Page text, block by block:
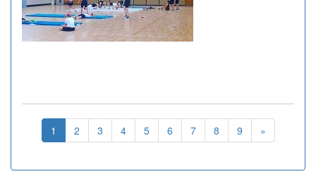
1 2 3 4 5 6 7 8 9 »